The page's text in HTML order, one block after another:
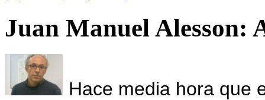
Juan Manuel Alesson:
Hace media hora que